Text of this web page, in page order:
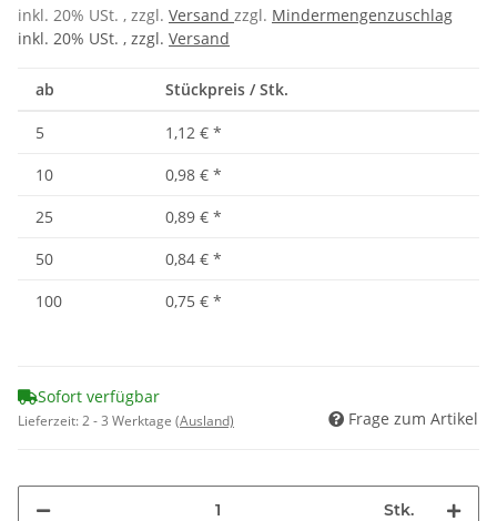
inkl. 20% USt. , zzgl. Versand zzgl. Mindermengenzuschlag
inkl. 20% USt. , zzgl. Versand
ab Stückpreis / Stk.
5 1,12 € *
10
0,98 € *
25
0,89 € *
50
0,84 € *
100
0,75 € *
Sofort verfügbar
Lieferzeit:2 - 3 Werktage (Ausland) Frage zum Artikel
Stk.